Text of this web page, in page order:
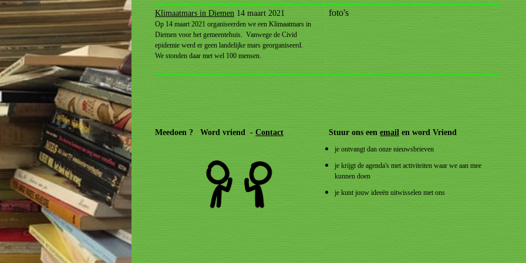
Klimaatmars in Diemen 14 maart 2021
Op 14 maart 2021 organiseerden we een Klimaatmars in
Diemen voor het gemeentehuis. Vanwege de Civid
epidemie werd er geen landelijke mars georganiseerd.
We stonden daar met wel 100 mensen.
foto's
Meedoen ? Word vriend - Contact Stuur ons een email en word Vriend
je ontvangt dan onze nieuwsbrieven
je krijgt de agenda's met activiteiten waar we aan mee
kunnen doen
je kunt jouw ideeën uitwisselen met ons